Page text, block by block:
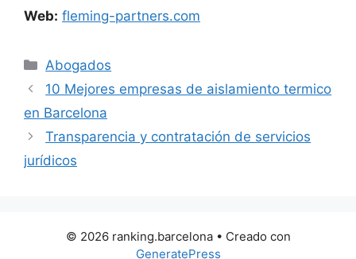
Web: fleming-partners.com
Categorías
Abogados
10 Mejores empresas de aislamiento termico
en Barcelona
Transparencia y contratación de servicios
jurídicos
© 2026 ranking.barcelona• Creado con
GeneratePress